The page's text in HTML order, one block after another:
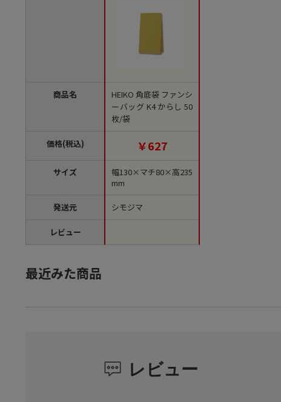
商品名
価格(税込)
サイズ
発送元
レビュー
HEIKO 角底袋 ファンシ
ーバッグ K4 からし 50
枚/袋
￥627
幅130×マチ80×高235
mm
シモジマ
最近みた商品
レビュー